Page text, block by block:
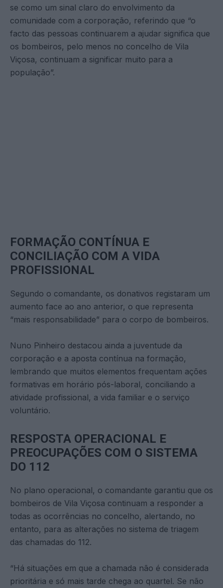
se como um sinal claro do envolvimento da
comunidade com a corporação, referindo que “o
facto das pessoas continuarem a ajudar significa que
os bombeiros, pelo menos no concelho de Vila
Viçosa, continuam a significar muito para a
população”.
FORMAÇÃO CONTÍNUA E
CONCILIAÇÃO COM A VIDA
PROFISSIONAL
Segundo o comandante, os donativos registaram um
aumento face ao ano anterior, o que representa
“mais responsabilidade” para o corpo de bombeiros.
Nuno Pinheiro destacou ainda a juventude da
corporação e a aposta contínua na formação,
lembrando que muitos elementos frequentam ações
formativas em horário pós-laboral, conciliando a
atividade profissional, a vida familiar e o serviço
voluntário.
RESPOSTA OPERACIONAL E
PREOCUPAÇÕES COM O SISTEMA
DO 112
No plano operacional, o comandante garantiu que os
bombeiros de Vila Viçosa continuam a responder a
todas as ocorrências no concelho, alertando, no
entanto, para as alterações no sistema de triagem
das chamadas do 112.
“Há situações em que a chamada não é considerada
prioritária e só mais tarde chega ao quartel. Se não